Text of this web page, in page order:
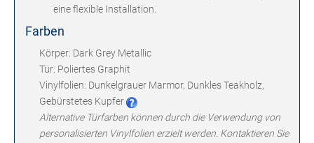
eine flexible Installation.
Farben
Körper: Dark Grey Metallic
Tür: Poliertes Graphit
Vinylfolien: Dunkelgrauer Marmor, Dunkles Teakholz,
Gebürstetes Kupfer
Alternative Türfarben können durch die Verwendung von
personalisierten Vinylfolien erzielt werden. Kontaktieren Sie